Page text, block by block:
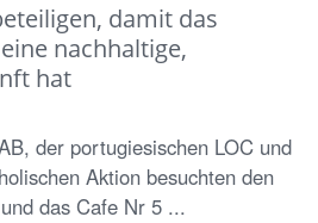
damit das
nachhaltige,
hat
der portugiesischen LOC und
Aktion besuchten den
das Cafe Nr 5 ...